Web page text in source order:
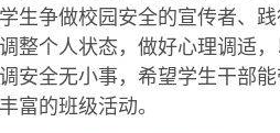
生争做校园安全的宣传者、
整个人状态，做好心理调适
安全无小事，希望学生干部
富的班级活动。